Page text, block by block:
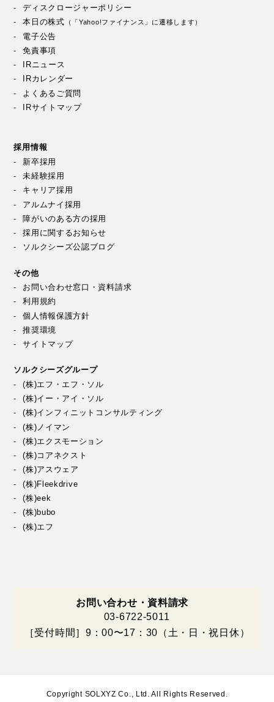
ディスクロージャーポリシー
本日の株式 （「Yahoo!ファイナンス」に遷移します）
電子公告
免責事項
IRニュース
IRカレンダー
よくあるご質問
IRサイトマップ
採用情報
新卒採用
未経験採用
キャリア採用
アルムナイ採用
障がいのある方の採用
採用に関するお知らせ
ソルクシーズ公認ブログ
その他
お問い合わせ窓口・資料請求
利用規約
個人情報保護方針
推奨環境
サイトマップ
ソルクシーズグループ
(株)エフ・エフ・ソル
(株)イー・アイ・ソル
(株)インフィニットコンサルティング
(株)ノイマン
(株)エクスモーション
(株)コアネクスト
(株)アスウェア
(株)Fleekdrive
(株)eek
(株)bubo
(株)エフ
お問い合わせ・資料請求
03-6722-5011
［受付時間］9：00〜17：30（土・日・祝日休）
Copyright SOLXYZ Co., Ltd. All Rights Reserved.